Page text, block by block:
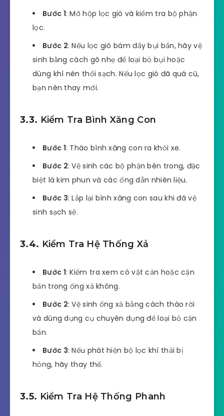
Bước 1: Mở hộp lọc gió và kiểm tra bộ phận
lọc.
Bước 2: Nếu lọc gió bám đầy bụi bẩn, hãy vệ
sinh bằng cách gõ nhẹ để loại bỏ bụi hoặc
dùng khí nén thổi sạch. Nếu lọc gió đã quá cũ,
bạn nên thay mới.
3.3. Kiểm Tra Bình Xăng Con
Bước 1: Tháo bình xăng con ra khỏi xe.
Bước 2: Vệ sinh các bộ phận bên trong, đặc
biệt là kim phun và các ống dẫn nhiên liệu.
Bước 3: Lắp lại bình xăng con sau khi đã vệ
sinh sạch sẽ.
3.4. Kiểm Tra Hệ Thống Xả
Bước 1: Kiểm tra xem có vật cản hoặc cặn
bẩn trong ống xả không.
Bước 2: Vệ sinh ống xả bằng cách tháo rời
và dùng dụng cụ chuyên dụng để loại bỏ cặn
bẩn.
Bước 3: Nếu phát hiện bộ lọc khí thải bị
hỏng, hãy thay thế.
3.5. Kiểm Tra Hệ Thống Phanh